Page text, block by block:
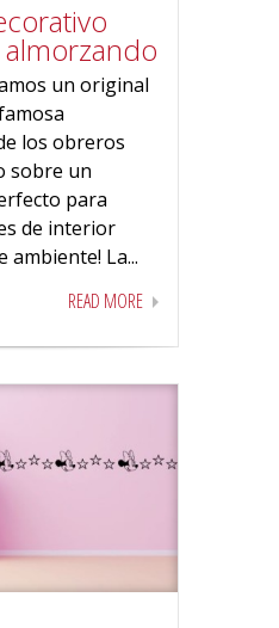
un original
los obreros
sobre un
para
de interior
ambiente! La...
READ MORE